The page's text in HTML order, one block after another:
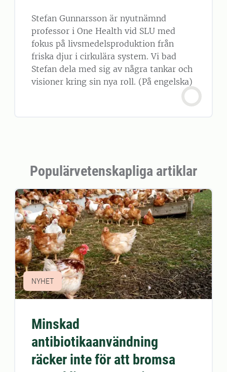
Stefan Gunnarsson är nyutnämnd
professor i One Health vid SLU med
fokus på livsmedelsproduktion från
friska djur i cirkulära system. Vi bad
Stefan dela med sig av några tankar och
visioner kring sin nya roll. (På engelska)
Populärvetenskapliga artiklar
NYHET
Minskad
antibiotikaanvändning
räcker inte för att bromsa